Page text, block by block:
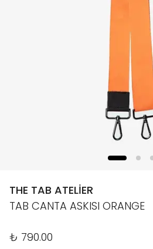
THE TAB ATELİER
TAB CANTA ASKISI ORANGE
₺ 790.00